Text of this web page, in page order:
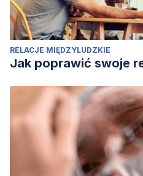
RELACJE MIĘDZYLUDZKIE
Jak poprawić swoje